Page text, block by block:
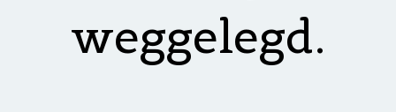
weggelegd.